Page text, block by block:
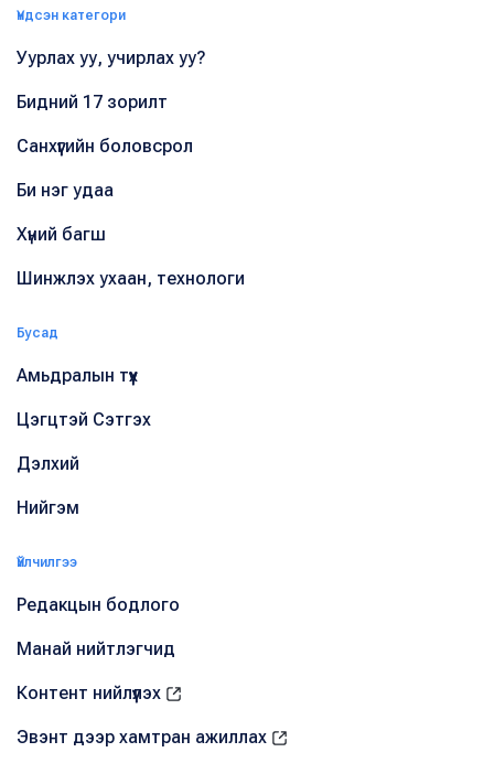
Үндсэн категори
Уурлах уу, учирлах уу?
Бидний 17 зорилт
Санхүүгийн боловсрол
Би нэг удаа
Хүний багш
Шинжлэх ухаан, технологи
Бусад
Амьдралын түүх
Цэгцтэй Сэтгэх
Дэлхий
Нийгэм
Үйлчилгээ
Редакцын бодлого
Манай нийтлэгчид
Контент нийлүүлэх
Эвэнт дээр хамтран ажиллах